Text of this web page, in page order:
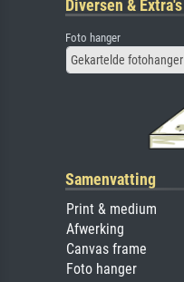
Diversen & Extra's
Foto hanger
Gekartelde fotohanger
Samenvatting
Print & medium
Afwerking
Canvas frame
Foto hanger